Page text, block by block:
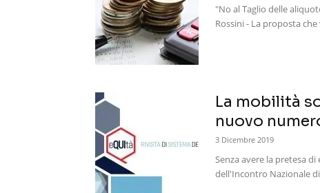
"No al Taglio delle
Rossini - La proposta
La mobilità
nuovo
3 Dicembre 2019
Senza avere la pretesa
dell'Incontro Nazionale